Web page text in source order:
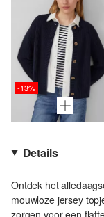
-13%
Details
Ontdek het
mouwloze jersey
zorgen voor een